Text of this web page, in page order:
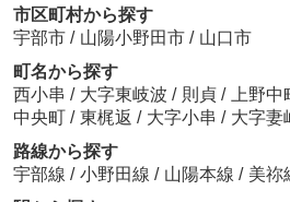
市区町村から探す
宇部市 / 山陽小野田市 / 山口市
町名から探す
西小串 / 大字東岐波 / 則貞 / 上野中
中央町 / 東梶返 / 大字小串 / 大字妻
路線から探す
宇部線 / 小野田線 / 山陽本線 / 美祢